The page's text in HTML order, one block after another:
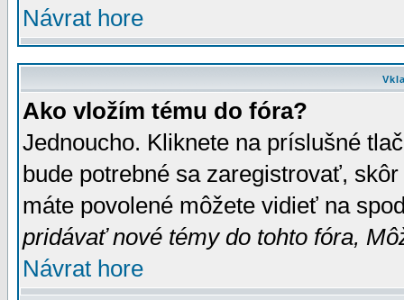
Návrat hore
Ako vložím tému do fóra?
Jednoucho. Kliknete na príslušné
bude potrebné sa zaregistrovať,
máte povolené môžete vidieť na
pridávať nové témy do tohto fóra,
Návrat hore